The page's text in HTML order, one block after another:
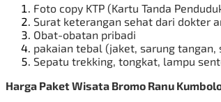
Foto copy KTP (Kartu Tanda
Surat keterangan sehat dari dokter
Obat-obatan pribadi
pakaian tebal (jaket, sarung tangan,
Sepatu trekking, tongkat, lampu
Harga Paket Wisata Bromo Ranu